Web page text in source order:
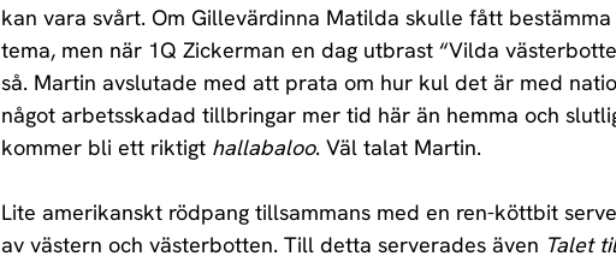
kan vara svårt. Om Gillevärdinna Matilda skulle fått
tema, men när 1Q Zickerman en dag utbrast “Vilda
så. Martin avslutade med att prata om hur kul det är med
något arbetsskadad tillbringar mer tid här än hemma och
kommer bli ett riktigt hallabaloo. Väl talat Martin.
Lite amerikanskt rödpang tillsammans med en ren-köttbit
av västern och västerbotten. Till detta serverades även Talet